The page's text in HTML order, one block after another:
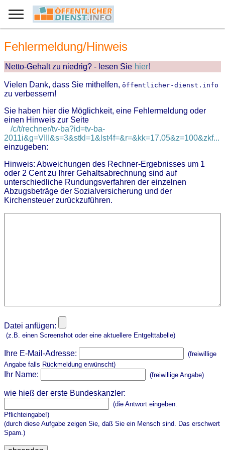
Fehlermeldung/Hinweis
Netto-Gehalt zu niedrig? - lesen Sie hier!
Vielen Dank, dass Sie mithelfen, öffentlicher-dienst.info
zu verbessern!
Sie haben hier die Möglichkeit, eine Fehlermeldung oder
einen Hinweis zur Seite
/c/t/rechner/tv-ba?id=tv-ba-
2011i&g=VIII&s=3&stkl=1&lst4f=&r=&kk=17.05&z=100&zkf...
einzugeben:
Hinweis: Abweichungen des Rechner-Ergebnisses um 1
oder 2 Cent zu Ihrer Gehaltsabrechnung sind auf
unterschiedliche Rundungsverfahren der einzelnen
Abzugsbeträge der Sozialversicherung und der
Kirchensteuer zurückzuführen.
Datei anfügen:
(z.B. einen Screenshot oder eine aktuellere Entgelttabelle)
Ihre E-Mail-Adresse:
(freiwillige
Angabe falls Rückmeldung erwünscht)
Ihr Name: (freiwillige Angabe)
wie hieß der erste Bundeskanzler:
(die Antwort eingeben.
Pflichteingabe!)
(durch diese Aufgabe zeigen Sie, daß Sie ein Mensch sind. Das erschwert
Spam.)